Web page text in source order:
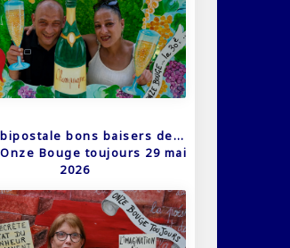
bons baisers de…
Bouge toujours 29 mai
2026